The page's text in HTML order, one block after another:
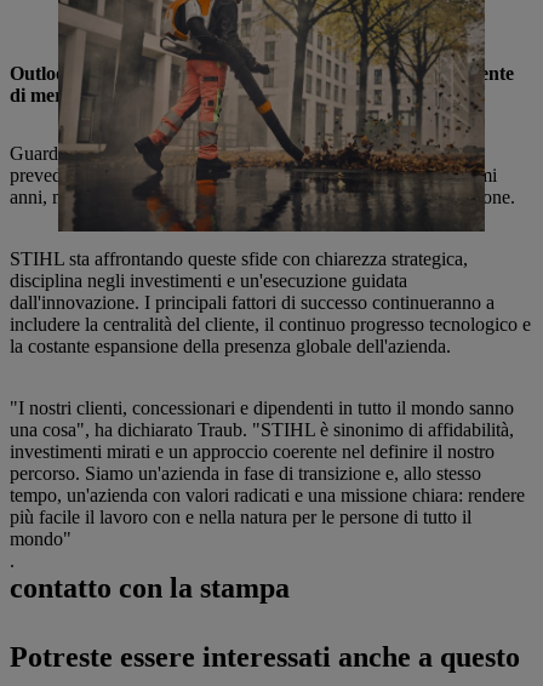
design ergonomico, ideale per le applicazioni sensibili alla
rumorosità nei comuni, nel giardinaggio e nella paesaggistica.
Outlook: STIHL rimane una forza modellante in un ambiente
di mercato volatile
Guardando al futuro, l'amministratore delegato Michael Traub
prevede una crescita moderata dei ricavi a una cifra nei prossimi
anni, mitigata da intense pressioni competitive e di trasformazione.
STIHL sta affrontando queste sfide con chiarezza strategica,
disciplina negli investimenti e un'esecuzione guidata
dall'innovazione. I principali fattori di successo continueranno a
includere la centralità del cliente, il continuo progresso tecnologico e
la costante espansione della presenza globale dell'azienda.
"I nostri clienti, concessionari e dipendenti in tutto il mondo sanno
una cosa", ha dichiarato Traub. "STIHL è sinonimo di affidabilità,
investimenti mirati e un approccio coerente nel definire il nostro
percorso. Siamo un'azienda in fase di transizione e, allo stesso
tempo, un'azienda con valori radicati e una missione chiara: rendere
più facile il lavoro con e nella natura per le persone di tutto il
mondo"
.
contatto con la stampa
Potreste essere interessati anche a questo